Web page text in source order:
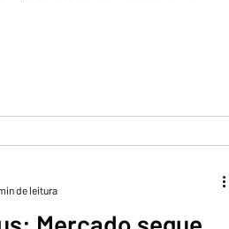
de leitura